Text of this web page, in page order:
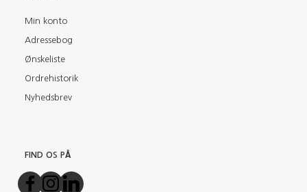
Min konto
Adressebog
Ønskeliste
Ordrehistorik
Nyhedsbrev
FIND OS PÅ